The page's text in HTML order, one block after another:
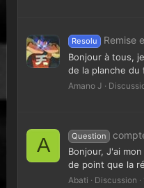
Resolu Remise
Bonjour à tous,
de la planche
Amano J
A Question
Bonjour, J'ai
de point que la
Abati Discussion